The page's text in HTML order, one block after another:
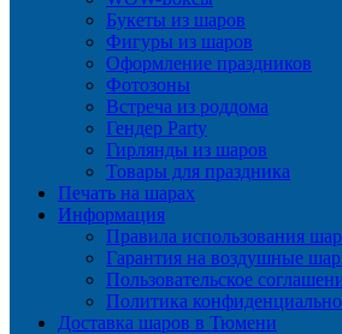
Букеты из шаров
Фигуры из шаров
Оформление праздников
Фотозоны
Встреча из роддома
Гендер Party
Гирлянды из шаров
Товары для праздника
Печать на шарах
Информация
Правила использования
Гарантия на воздушные
Пользовательское
Политика
Доставка шаров в Тюмени